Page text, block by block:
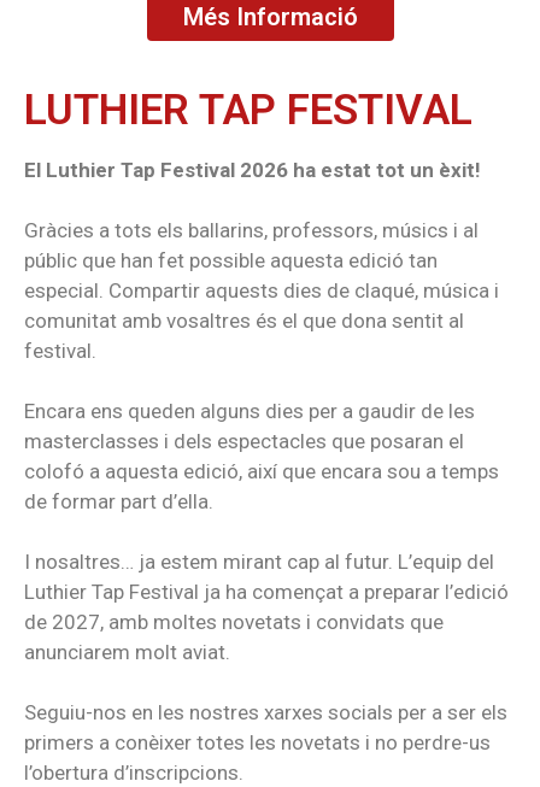
Més Informació
LUTHIER TAP FESTIVAL
El Luthier Tap Festival 2026 ha estat tot un èxit!
Gràcies a tots els ballarins, professors, músics i al
públic que han fet possible aquesta edició tan
especial. Compartir aquests dies de claqué, música i
comunitat amb vosaltres és el que dona sentit al
festival.
Encara ens queden alguns dies per a gaudir de les
masterclasses i dels espectacles que posaran el
colofó a aquesta edició, així que encara sou a temps
de formar part d’ella.
I nosaltres… ja estem mirant cap al futur. L’equip del
Luthier Tap Festival ja ha començat a preparar l’edició
de 2027, amb moltes novetats i convidats que
anunciarem molt aviat.
Seguiu-nos en les nostres xarxes socials per a ser els
primers a conèixer totes les novetats i no perdre-us
l’obertura d’inscripcions.